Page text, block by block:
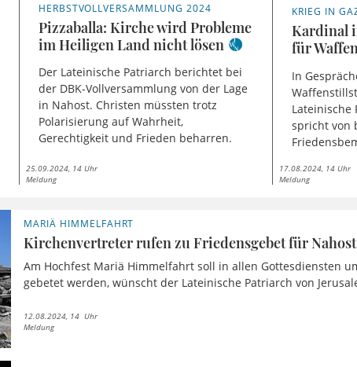
HERBSTVOLLVERSAMMLUNG 2024
Pizzaballa: Kirche wird Probleme
im Heiligen Land nicht lösen
Der Lateinische Patriarch berichtet bei
der DBK-Vollversammlung von der Lage
in Nahost. Christen müssten trotz
Polarisierung auf Wahrheit,
Gerechtigkeit und Frieden beharren.
25.09.2024, 14 Uhr
Meldung
KRIEG IN
Kardinal
für
In
Lateinische
spricht von
17.08.2024, 14 Uhr
Meldung
MARIÄ HIMMELFAHRT
Kirchenvertreter rufen zu Friedensgebet für
Am Hochfest Mariä Himmelfahrt soll in allen Gottesdiensten
gebetet werden, wünscht der Lateinische Patriarch von
12.08.2024, 14 Uhr
Meldung